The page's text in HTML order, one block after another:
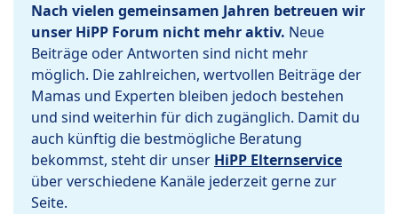
Nach vielen gemeinsamen Jahren betreuen wir
unser HiPP Forum nicht mehr aktiv. Neue
Beiträge oder Antworten sind nicht mehr
möglich. Die zahlreichen, wertvollen Beiträge der
Mamas und Experten bleiben jedoch bestehen
und sind weiterhin für dich zugänglich. Damit du
auch künftig die bestmögliche Beratung
bekommst, steht dir unser HiPP Elternservice
über verschiedene Kanäle jederzeit gerne zur
Seite.